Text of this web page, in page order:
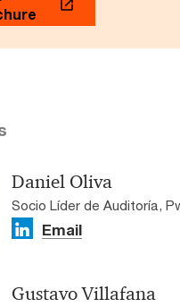
Daniel Oliva
Socio Líder de Auditoría,
Email
Gustavo Villafana